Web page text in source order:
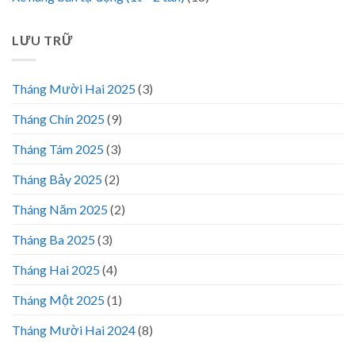
LƯU TRỮ
Tháng Mười Hai 2025(3)
Tháng Chín 2025(9)
Tháng Tám 2025(3)
Tháng Bảy 2025(2)
Tháng Năm 2025(2)
Tháng Ba 2025(3)
Tháng Hai 2025(4)
Tháng Một 2025(1)
Tháng Mười Hai 2024(8)